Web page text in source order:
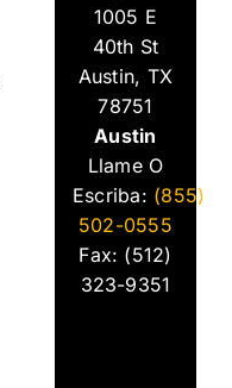
1005 E
40th St
Austin, TX
78751
Austin
Llame O
Escriba: (855)
502-0555
Fax: (512)
323-9351